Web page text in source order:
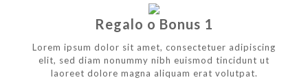
Regalo o Bonus 1
Lorem ipsum dolor sit amet, consectetuer adipiscing
elit, sed diam nonummy nibh euismod tincidunt ut
laoreet dolore magna aliquam erat volutpat.